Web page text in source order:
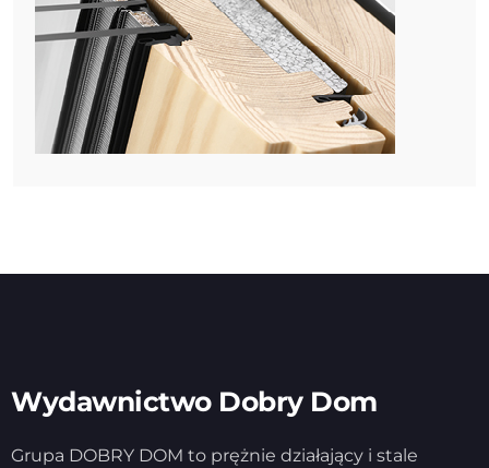
Wydawnictwo Dobry Dom
Grupa DOBRY DOM to prężnie działający i stale